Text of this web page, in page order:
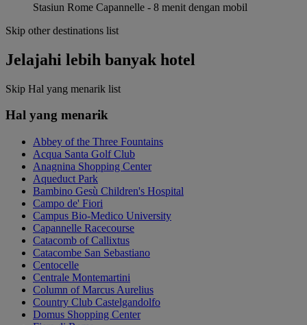
Stasiun Rome Capannelle - 8 menit dengan mobil
Skip other destinations list
Jelajahi lebih banyak hotel
Skip Hal yang menarik list
Hal yang menarik
Abbey of the Three Fountains
Acqua Santa Golf Club
Anagnina Shopping Center
Aqueduct Park
Bambino Gesù Children's Hospital
Campo de' Fiori
Campus Bio-Medico University
Capannelle Racecourse
Catacomb of Callixtus
Catacombe San Sebastiano
Centocelle
Centrale Montemartini
Column of Marcus Aurelius
Country Club Castelgandolfo
Domus Shopping Center